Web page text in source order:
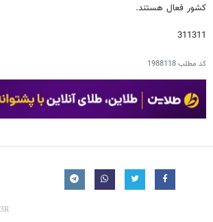
کشور فعال هستند.
311311
کد مطلب1988118